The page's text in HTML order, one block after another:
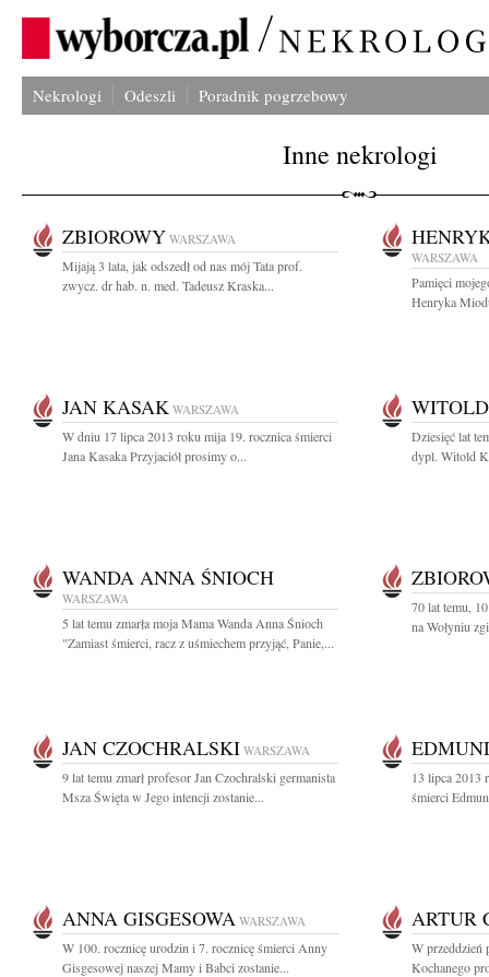
Nekrologi Odeszli Poradnik pogrzebowy
Inne nekrologi
ZBIOROWY WARSZAWA
Mijają 3 lata, jak odszedł od nas mój Tata prof.
zwycz. dr hab. n. med. Tadeusz Kraska...
WARSZAWA
Pamięci
Henryka
JAN KASAK WARSZAWA
W dniu 17 lipca 2013 roku mija 19. rocznica śmierci
Jana Kasaka Przyjaciół prosimy o...
Dziesięć lat
dypl. Witold
WANDA ANNA ŚNIOCH
WARSZAWA
5 lat temu zmarła moja Mama Wanda Anna Śnioch
"Zamiast śmierci, racz z uśmiechem przyjąć, Panie,...
70 lat temu,
na Wołyniu
JAN CZOCHRALSKI WARSZAWA
9 lat temu zmarł profesor Jan Czochralski germanista
Msza Święta w Jego intencji zostanie...
13 lipca 2013
śmierci
ANNA GISGESOWA WARSZAWA
W 100. rocznicę urodzin i 7. rocznicę śmierci Anny
Gisgesowej naszej Mamy i Babci zostanie...
ARTUR
W przeddzień
Kochanego